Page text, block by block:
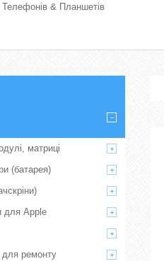
Телефонів & Планшетів
матриці
(батарея)
для Apple
для ремонту